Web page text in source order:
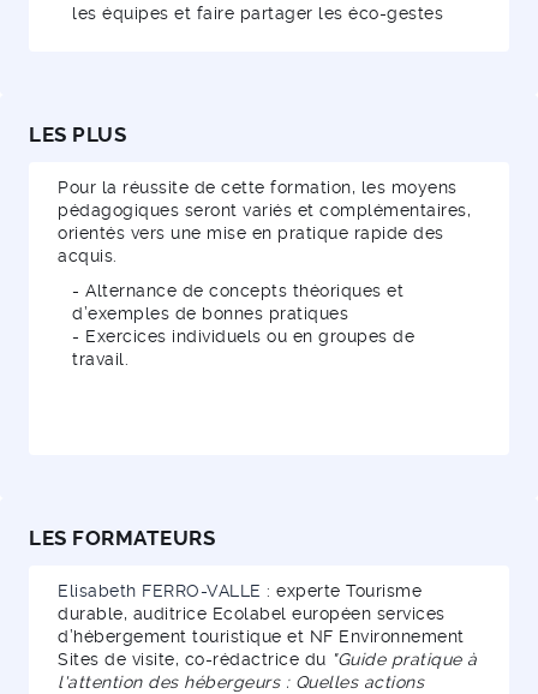
les équipes et faire partager les éco-gestes
LES PLUS
Pour la réussite de cette formation, les moyens
pédagogiques seront variés et complémentaires,
orientés vers une mise en pratique rapide des
acquis.
- Alternance de concepts théoriques et
d’exemples de bonnes pratiques
- Exercices individuels ou en groupes de
travail.
LES FORMATEURS
Elisabeth FERRO-VALLE : experte Tourisme
durable, auditrice Ecolabel européen services
d’hébergement touristique et NF Environnement
Sites de visite, co-rédactrice du "Guide pratique à
l'attention des hébergeurs : Quelles actions